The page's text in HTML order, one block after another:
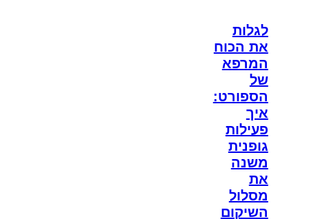
לגלות
את הכוח
המרפא
של
הספורט:
איך
פעילות
גופנית
משנה
את
מסלול
השיקום